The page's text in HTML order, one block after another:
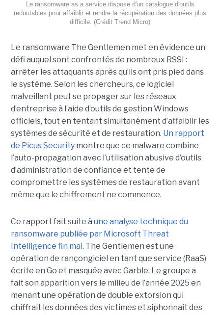
Le ransomware as a service dispose d'un catalogue d'outils
redoutables pour affaiblir et rendre la récupération des données plus
difficile. (Crédit Trend Micro)
Le ransomware The Gentlemen met en évidence un
défi auquel sont confrontés de nombreux RSSI :
arrêter les attaquants après qu’ils ont pris pied dans
le système. Selon les chercheurs, ce logiciel
malveillant peut se propager sur les réseaux
d’entreprise à l’aide d’outils de gestion Windows
officiels, tout en tentant simultanément d’affaiblir les
systèmes de sécurité et de restauration. Un rapport
de Picus Securitymontre que ce malware combine
l’auto-propagation avec l’utilisation abusive d’outils
d’administration de confiance et tente de
compromettre les systèmes de restauration avant
même que le chiffrement ne commence.
Ce rapport fait suite à une analyse technique du
ransomware publiée par Microsoft Threat
Intelligence fin mai. The Gentlemen est une
opération de rançongiciel en tant que service (RaaS)
écrite en Go et masquée avec Garble. Le groupe a
fait son apparition vers le milieu de l’année 2025 en
menant une opération de double extorsion qui
chiffrait les données des victimes et siphonnait des